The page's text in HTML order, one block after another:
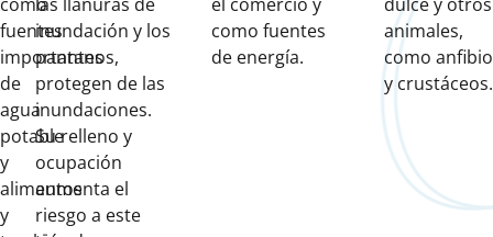
fuentes
importantes
de
agua
potable
y
alimentos
y
inundación y los
pantanos,
protegen de las
inundaciones.
Su relleno y
ocupación
aumenta el
riesgo a este
como fuentes
de energía.
animales,
como
y crustáceos.